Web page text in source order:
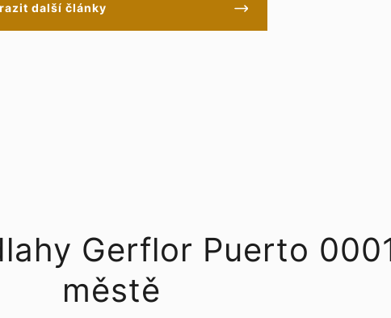
další články
Gerflor Puerto
městě